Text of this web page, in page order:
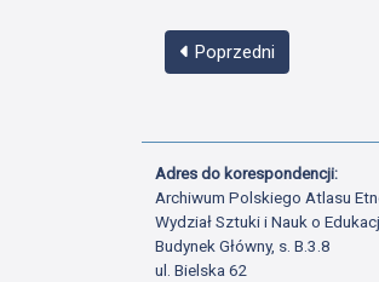
Poprzedni
Adres do korespondencji:
Archiwum Polskiego Atlasu
Wydział Sztuki i Nauk o
Budynek Główny, s. B.3.8
ul. Bielska 62